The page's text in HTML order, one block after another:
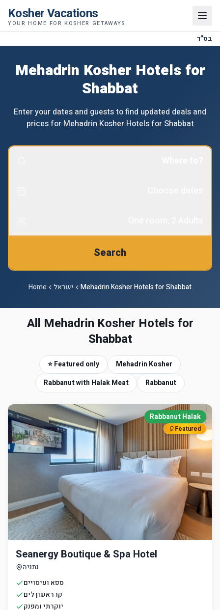
Kosher Vacations
YOUR HOME FOR KOSHER GETAWAYS
בס"ד
Mehadrin Kosher Hotels for
Shabbat
Enter your dates and guests to find updated deals and
prices for Mehadrin Kosher Hotels for Shabbat
Search
Home ישראל Mehadrin Kosher Hotels for Shabbat
All Mehadrin Kosher Hotels for
Shabbat
⭐ Featured only
Mehadrin Kosher
Rabbanut with Halak Meat
Rabbanut
Rabbanut Halak
Featured
Seanergy Boutique & Spa Hotel
נתניה
ספא ועיסויים
קו ראשון לים
יוקרתי ומפנק